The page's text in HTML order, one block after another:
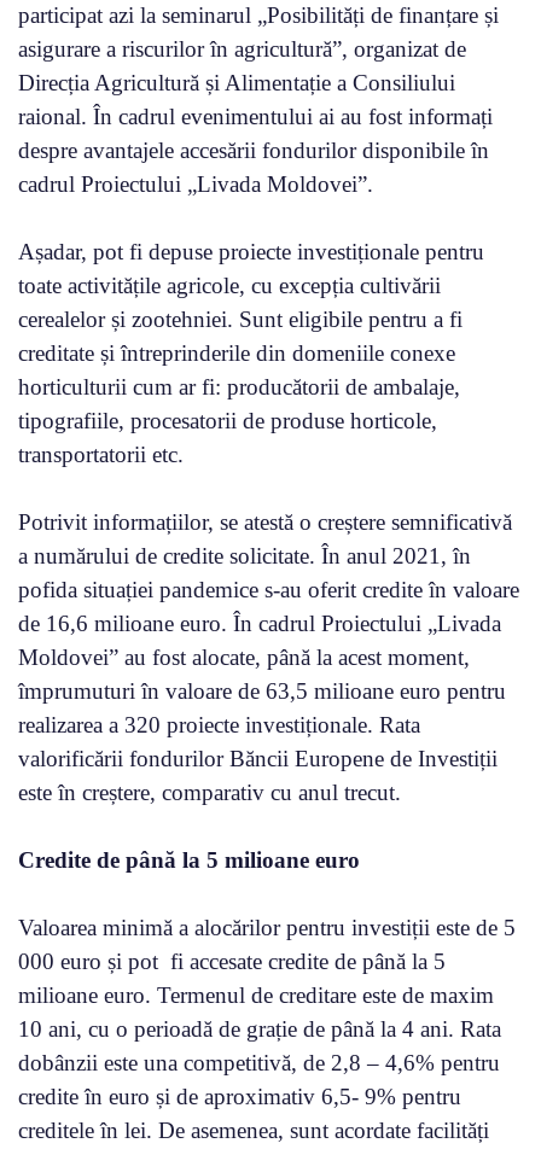
participat azi la seminarul „Posibilități de finanțare și
asigurare a riscurilor în agricultură”, organizat de
Direcția Agricultură și Alimentație a Consiliului
raional. În cadrul evenimentului ai au fost informați
despre avantajele accesării fondurilor disponibile în
cadrul Proiectului „Livada Moldovei”.
Așadar, pot fi depuse proiecte investiționale pentru
toate activitățile agricole, cu excepția cultivării
cerealelor și zootehniei. Sunt eligibile pentru a fi
creditate și întreprinderile din domeniile conexe
horticulturii cum ar fi: producătorii de ambalaje,
tipografiile, procesatorii de produse horticole,
transportatorii etc.
Potrivit informațiilor, se atestă o creștere semnificativă
a numărului de credite solicitate. În anul 2021, în
pofida situației pandemice s-au oferit credite în valoare
de 16,6 milioane euro. În cadrul Proiectului „Livada
Moldovei” au fost alocate, până la acest moment,
împrumuturi în valoare de 63,5 milioane euro pentru
realizarea a 320 proiecte investiționale. Rata
valorificării fondurilor Băncii Europene de Investiții
este în creștere, comparativ cu anul trecut.
Credite de până la 5 milioane euro
Valoarea minimă a alocărilor pentru investiții este de 5
000 euro și pot fi accesate credite de până la 5
milioane euro. Termenul de creditare este de maxim
10 ani, cu o perioadă de grație de până la 4 ani. Rata
dobânzii este una competitivă, de 2,8 – 4,6% pentru
credite în euro și de aproximativ 6,5- 9% pentru
creditele în lei. De asemenea, sunt acordate facilități